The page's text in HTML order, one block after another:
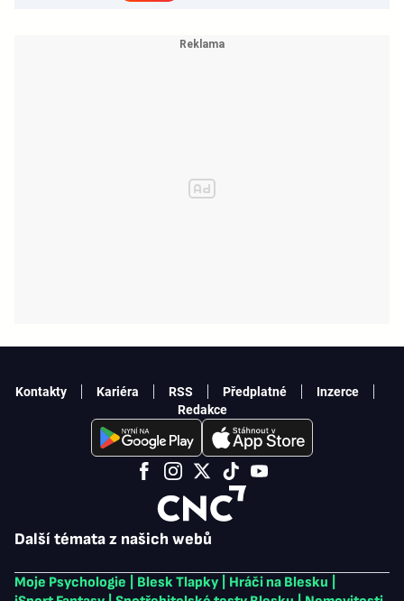
Další témata z našich webů
Moje Psychologie Blesk Tlapky Hráči na Blesku
Kontakty Kariéra RSS Předplatné
Inzerce
Redakce